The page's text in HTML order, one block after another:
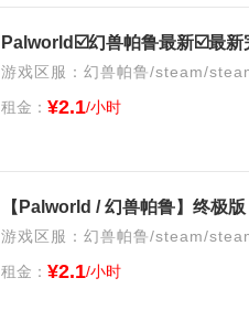
Palworld☑️幻兽帕鲁最新☑️最
游戏区服：幻兽帕鲁/steam/
租金： ¥2.1/小时
【Palworld / 幻兽帕鲁】终极
游戏区服：幻兽帕鲁/steam/
租金： ¥2.1/小时